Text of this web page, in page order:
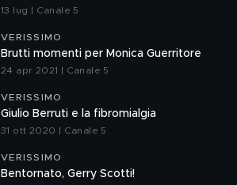
13 lug | Canale 5
VERISSIMO
Brutti momenti per Monica Guerritore
24 apr 2021 | Canale 5
VERISSIMO
Giulio Berruti e la fibromialgia
31 ott 2020 | Canale 5
VERISSIMO
Bentornato, Gerry Scotti!